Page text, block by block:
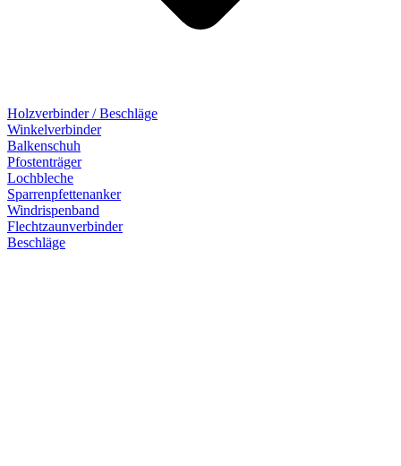
Holzverbinder / Beschläge
Winkelverbinder
Balkenschuh
Pfostenträger
Lochbleche
Sparrenpfettenanker
Windrispenband
Flechtzaunverbinder
Beschläge